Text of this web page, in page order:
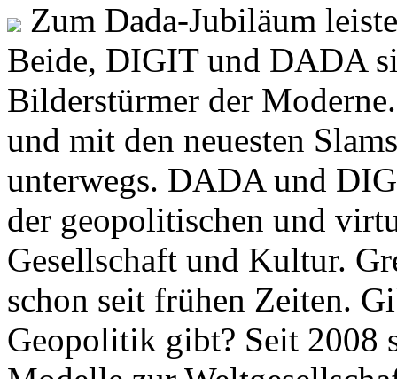
Zum Dada-Jubiläum
Beide, DIGIT und DADA
Bilderstürmer der
und mit den neuesten
unterwegs. DADA und
der geopolitischen und
Gesellschaft und Kultur.
schon seit frühen Zeiten.
Geopolitik gibt? Seit 2008